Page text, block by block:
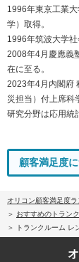
1996年東京工業
学）取得。
1996年筑波大学
2008年4月慶應義
在に至る。
2023年4月内閣府
災担当）付上席科
研究分野は応用統
顧客満足度
オリコン顧客満足度
おすすめのトラン
トランクルーム レ